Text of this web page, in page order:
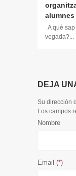
A què
vegada?...
DEJA
Su dirección
Los campos
Nombre
Email (*)